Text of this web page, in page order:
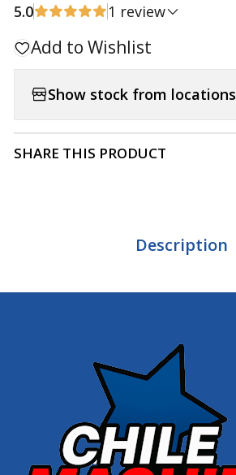
5.0 1 review
Add to Wishlist
Show stock from locations
SHARE THIS PRODUCT
Description